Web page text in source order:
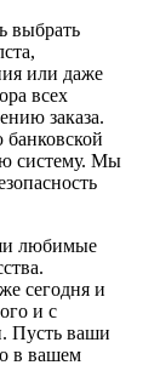
выбрать
или даже
всех
заказа.
систему. Мы
любимые
сегодня и
и с
Пусть ваши
в вашем